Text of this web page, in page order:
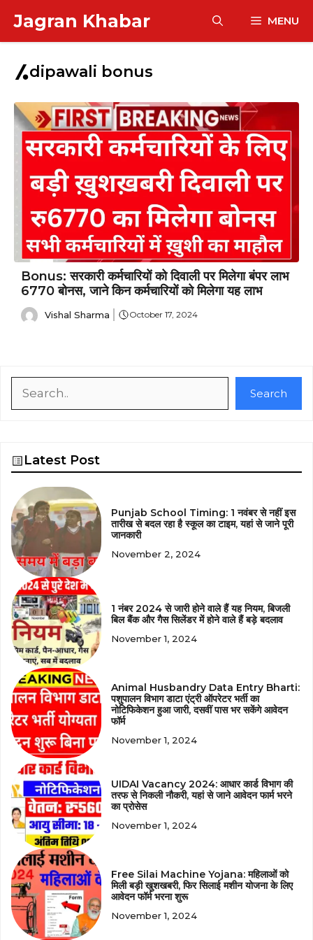
content
Jagran Khabar MENU
dipawali bonus
Bonus: सरकारी कर्मचारियों को दिवाली पर मिलेगा बंपर लाभ
6770 बोनस, जाने किन कर्मचारियों को मिलेगा यह लाभ
Vishal Sharma October 17, 2024
Search
Latest Post
Punjab School Timing: 1 नवंबर से नहीं इस
तारीख से बदल रहा है स्कूल का टाइम, यहां से जाने पूरी
जानकारी
November 2, 2024
1 नंबर 2024 से जारी होने वाले हैं यह नियम, बिजली
बिल बैंक और गैस सिलेंडर में होने वाले हैं बड़े बदलाव
November 1, 2024
Animal Husbandry Data Entry Bharti:
पशुपालन विभाग डाटा एंट्री ऑपरेटर भर्ती का
नोटिफिकेशन हुआ जारी, दसवीं पास भर सकेंगे आवेदन
फॉर्म
November 1, 2024
UIDAI Vacancy 2024: आधार कार्ड विभाग की
तरफ से निकली नौकरी, यहां से जाने आवेदन फार्म भरने
का प्रोसेस
November 1, 2024
Free Silai Machine Yojana: महिलाओं को
मिली बड़ी खुशखबरी, फिर सिलाई मशीन योजना के लिए
आवेदन फॉर्म भरना शुरू
November 1, 2024